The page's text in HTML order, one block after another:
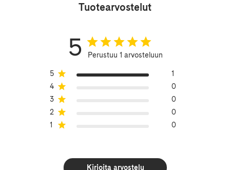
Tuotearvostelut
5 Perustuu 1 arvosteluun
5
1
4
0
3
0
2
0
1
0
Kirjoita arvostelu